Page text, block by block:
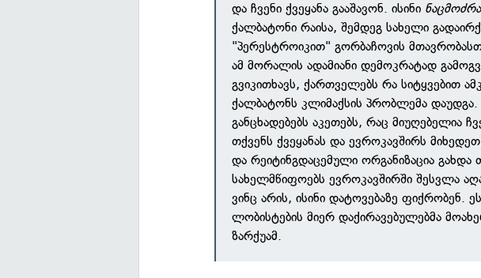
და ჩვენი ქვეყანა გააშავონ. ისინი
ქალბატონი რაისა, შემდეგ სახელი
"პერესტროიკით" გორბაჩოვის
ამ მორალის ადამიანი დემოკრატად
გვიკითხავს, ქართველებს რა სიტყვებით
ქალბატონს კლიმაქსის პრობლემა
განცხადებებს აკეთებს, რაც მიუღებელია
თქვენს ქვეყანას და ევროკავშირს
და რეიტინგდაცემული ორგანიზაცია გახდა
სახელმწიფოებს ევროკავშირში შესვლა
ვინც არის, ისინი დატოვებაზე ფიქრობენ.
ლობისტების მიერ დაქირავებულებმა
ზარქუამ.